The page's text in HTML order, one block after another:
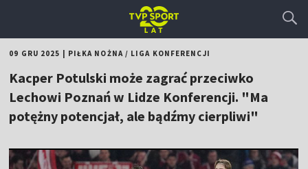
09 GRU 2025 PIŁKA NOŻNA/ LIGA KONFERENCJI
Kacper Potulski może zagrać przeciwko
Lechowi Poznań w Lidze Konferencji. "Ma
potężny potencjał, ale bądźmy cierpliwi"